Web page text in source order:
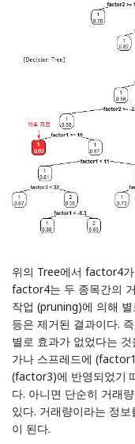
위의 Tree에서 factor4
factor4는 두 종목간의
작업 (pruning)에 의해
등은 제거된 결과이다.
별로 효과가 없었다는
가나 스프레드에
(factor3)에 반영되었기
다. 아니면 단순히 거래
있다. 거래량이라는 정
이 된다.